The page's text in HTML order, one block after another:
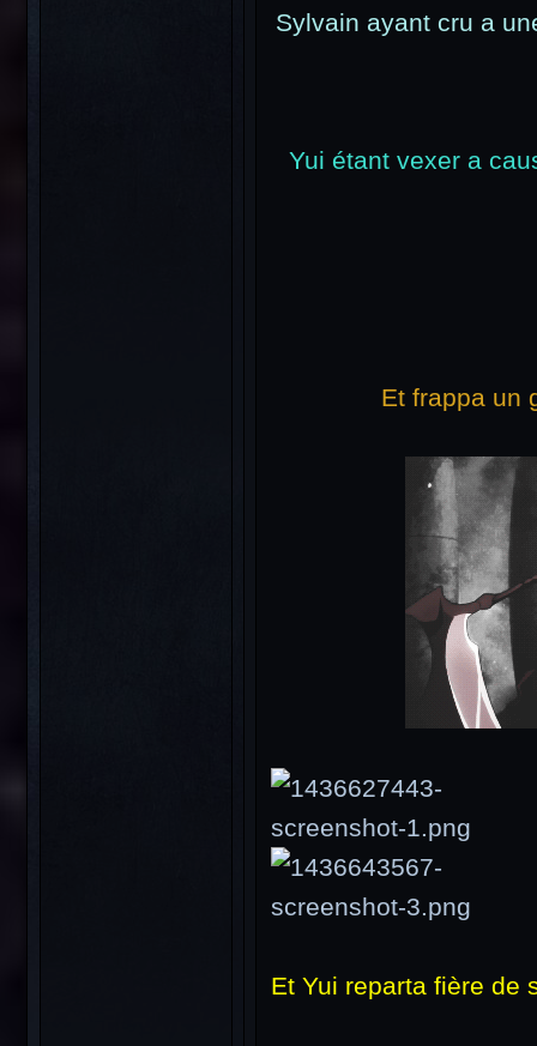
Sylvain ayant cru a
Yui étant vexer a
Et frappa un
Et Yui reparta fière de